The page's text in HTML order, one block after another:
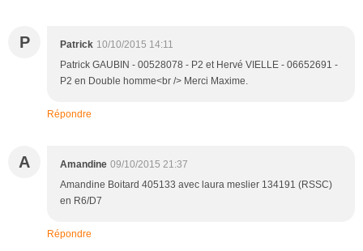
P Patrick 10/10/2015 14:11
Patrick GAUBIN - 00528078 - P2 et Hervé VIELLE - 06652691 -
P2 en Double homme<br /> Merci Maxime.
Répondre
A Amandine 09/10/2015 21:37
Amandine Boitard 405133 avec laura meslier 134191 (RSSC)
en R6/D7
Répondre